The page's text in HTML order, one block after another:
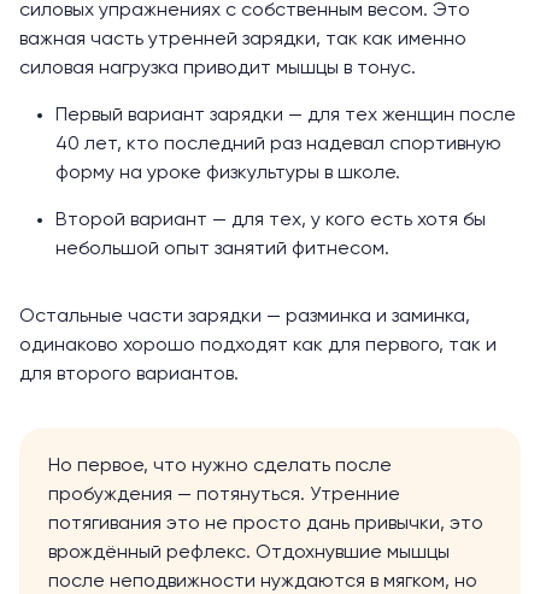
силовых упражнениях с собственным весом. Это
важная часть утренней зарядки, так как именно
силовая нагрузка приводит мышцы в тонус.
Первый вариант зарядки — для тех женщин после
40 лет, кто последний раз надевал спортивную
форму на уроке физкультуры в школе.
Второй вариант — для тех, у кого есть хотя бы
небольшой опыт занятий фитнесом.
Остальные части зарядки — разминка и заминка,
одинаково хорошо подходят как для первого, так и
для второго вариантов.
Но первое, что нужно сделать после
пробуждения — потянуться. Утренние
потягивания это не просто дань привычки, это
врождённый рефлекс. Отдохнувшие мышцы
после неподвижности нуждаются в мягком, но